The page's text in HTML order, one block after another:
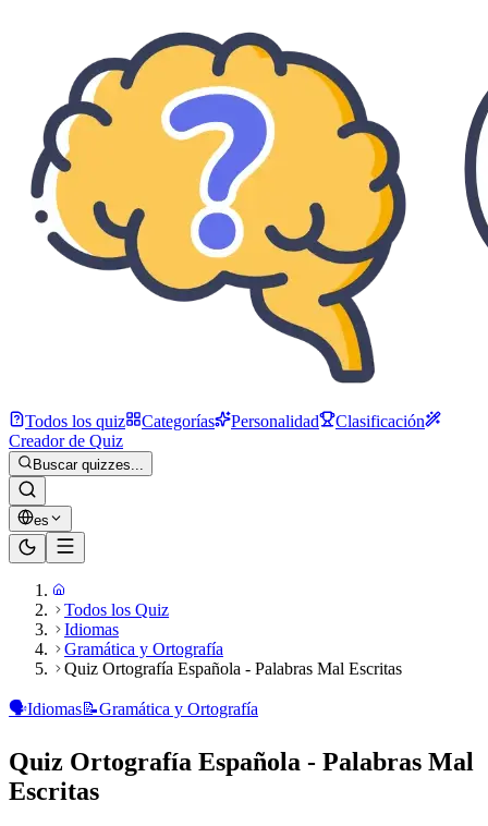
Todos los quiz Categorías Personalidad
Clasificación
Creador de Quiz
Buscar quizzes...
es
Todos los Quiz
Idiomas
Gramática y Ortografía
Quiz Ortografía Española - Palabras Mal Escritas
🗣️Idiomas📝Gramática y Ortografía
Quiz Ortografía Española - Palabras Mal
Escritas